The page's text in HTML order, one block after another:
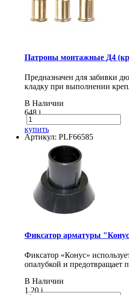
Патроны монтажные Д4
Предназначен для забивки
кладку при выполнении
В Наличии
648i
купить
Артикул: PLF66585
Фиксатор арматуры
Фиксатор «Конус»
опалубкой и предотвращает
В Наличии
1.20i